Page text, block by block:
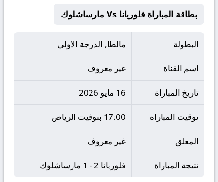
بطاقة المباراة فلوريانا Vs مارساشلوك
البطولة مالطا, الدرجة الاولى
اسم القناة غير معروف
تاريخ المباراة 16 مايو 2026
توقيت المباراة 17:00 بتوقيت الرياض
المعلق غير معروف
نتيجة المباراة فلوريانا 2 - 1 مارساشلوك